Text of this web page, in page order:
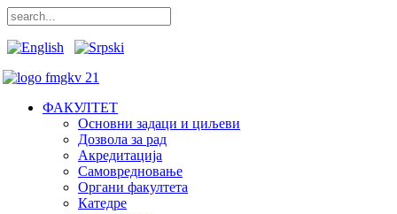
ФАКУЛТЕТ
Основни задаци и циљеви
Дозвола за рад
Акредитација
Самовредновање
Органи факултета
Катедре